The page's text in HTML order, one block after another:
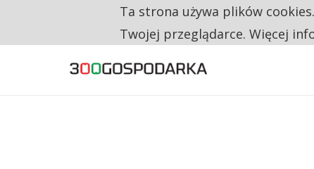
NA JEDEN WAKAT PRZYPADAJĄ 62
Ta strona używa plików
Twojej przeglądarce. Więcej